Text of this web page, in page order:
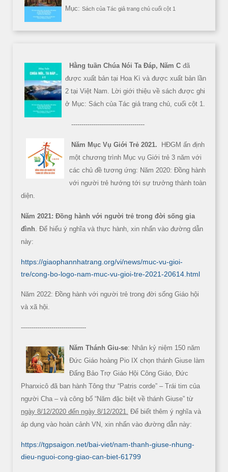
Mục: Sách của Tác giả trang chủ cuối cột 1
Hằng tuần Chúa Nói Ta Đáp, Năm C đã
được xuất bản tại Hoa Kì và được xuất bản lần
2 tại Việt Nam. Lời giới thiệu về sách được ghi
ở Mục: Sách của Tác giả trang chủ, cuối cột 1.
------------------------------------
Năm Mục Vụ Giới Trẻ 2021.
HĐGM ấn định
một chương trình Mục vụ Giới trẻ 3 năm với
các chủ đề tương ứng: Năm 2020: Đồng hành
với người trẻ hướng tới sự trưởng thành toàn
diện.
Năm 2021: Đồng hành với người trẻ trong đời sống gia
đình. Để hiểu ý nghĩa và thực hành, xin nhấn vào đường dẫn
này:
https://giaophannhatrang.org/vi/news/muc-vu-gioi-
tre/cong-bo-logo-nam-muc-vu-gioi-tre-2021-20614.html
Năm 2022: Đồng hành với người trẻ trong đời sống Giáo hội
và xã hội.
--------------------------------
Năm Thánh Giu-se: Nhân kỷ niệm 150 năm
Đức Giáo hoàng Pio IX chọn thánh Giuse làm
Đấng Bảo Trợ Giáo Hội Công Giáo, Đức
Phanxicô đã ban hành Tông thư “Patris corde” – Trái tim của
người Cha – và công bố “Năm đặc biệt về thánh Giuse” từ
ngày 8/12/2020 đến ngày 8/12/2021. Để biết thêm ý nghĩa và
áp dụng vào hoàn cảnh VN, xin nhấn vào đường dẫn này:
https://tgpsaigon.net/bai-viet/nam-thanh-giuse-nhung-
dieu-nguoi-cong-giao-can-biet-61799